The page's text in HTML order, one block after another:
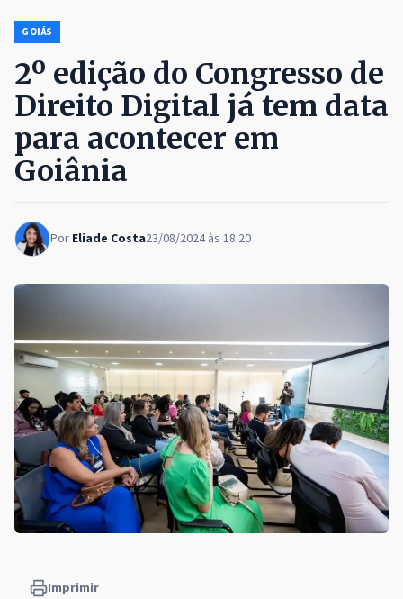
GOIÁS
2º edição do Congresso de
Direito Digital já tem data
para acontecer em
Goiânia
Por Eliade Costa23/08/2024 às 18:20
Imprimir